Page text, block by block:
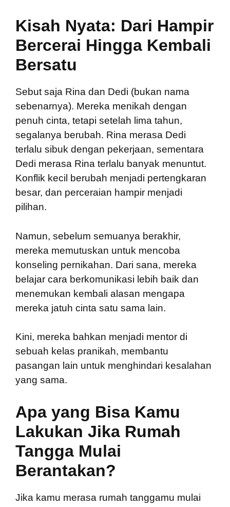
Kisah Nyata: Dari Hampir
Bercerai Hingga Kembali
Bersatu
Sebut saja Rina dan Dedi (bukan nama
sebenarnya). Mereka menikah dengan
penuh cinta, tetapi setelah lima tahun,
segalanya berubah. Rina merasa Dedi
terlalu sibuk dengan pekerjaan, sementara
Dedi merasa Rina terlalu banyak menuntut.
Konflik kecil berubah menjadi pertengkaran
besar, dan perceraian hampir menjadi
pilihan.
Namun, sebelum semuanya berakhir,
mereka memutuskan untuk mencoba
konseling pernikahan. Dari sana, mereka
belajar cara berkomunikasi lebih baik dan
menemukan kembali alasan mengapa
mereka jatuh cinta satu sama lain.
Kini, mereka bahkan menjadi mentor di
sebuah kelas pranikah, membantu
pasangan lain untuk menghindari kesalahan
yang sama.
Apa yang Bisa Kamu
Lakukan Jika Rumah
Tangga Mulai
Berantakan?
Jika kamu merasa rumah tanggamu mulai